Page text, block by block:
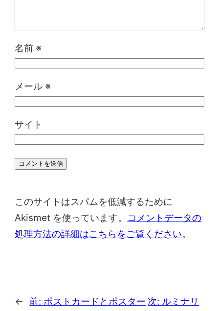
名前 ※
メール ※
サイト
このサイトはスパムを低減するために
Akismet を使っています。
コメントデータの
処理方法の詳細はこちらをご覧ください。
← 前:ポストカードとポスター 次: ルミナリ